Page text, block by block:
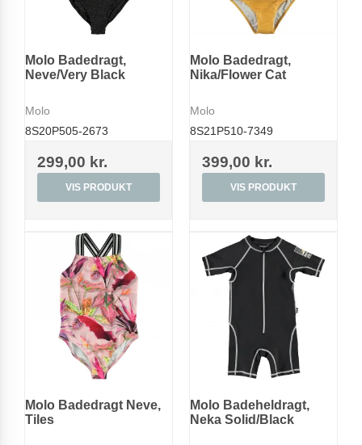
Molo Badedragt,
Neve/Very Black
Molo
8S20P505-2673
299,00 kr.
VIS PRODUKT
Molo Badedragt,
Nika/Flower Cat
Molo
8S21P510-7349
399,00 kr.
VIS PRODUKT
Molo Badedragt Neve,
Tiles
Molo Badeheldragt,
Neka Solid/Black